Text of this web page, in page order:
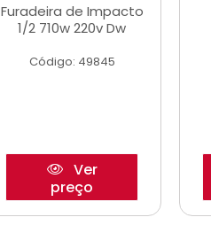
Furadeira de Impacto
1/2 710w 220v Dw
Código: 49845
Ver
preço